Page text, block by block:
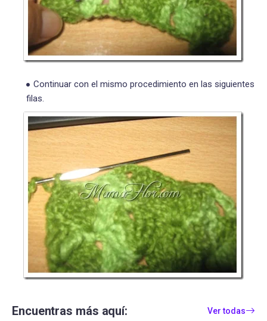
Continuar con el mismo procedimiento en las siguientes
filas.
Encuentras más aquí: Ver todas